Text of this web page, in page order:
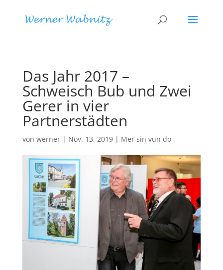
Das Jahr 2017 –
Schweisch Bub und Zwei
Gerer in vier
Partnerstädten
von werner| Nov. 13, 2019| Mer sin vun do